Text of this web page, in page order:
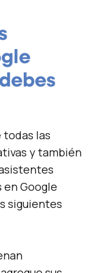
las
y también
Google
siguientes